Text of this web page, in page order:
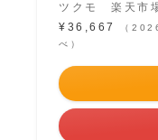
ツクモ 楽天市
¥36,667
（
べ）